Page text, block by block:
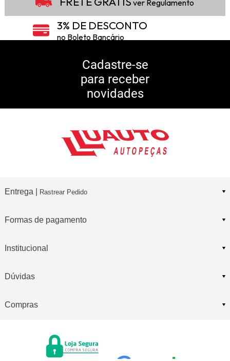
ver Regulamento
3% DE DESCONTO
no Boleto Bancário
5% DE DESCONTO
10% DE CASHBACK
Consulte Regulamento
Cadastre-se
para receber
novidades
Entrega | Rastrear Pedido
Formas de pagamento
Institucional
Dúvidas
Compras